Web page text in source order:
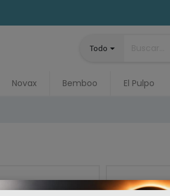
Todo
Novax Bemboo El Pulpo